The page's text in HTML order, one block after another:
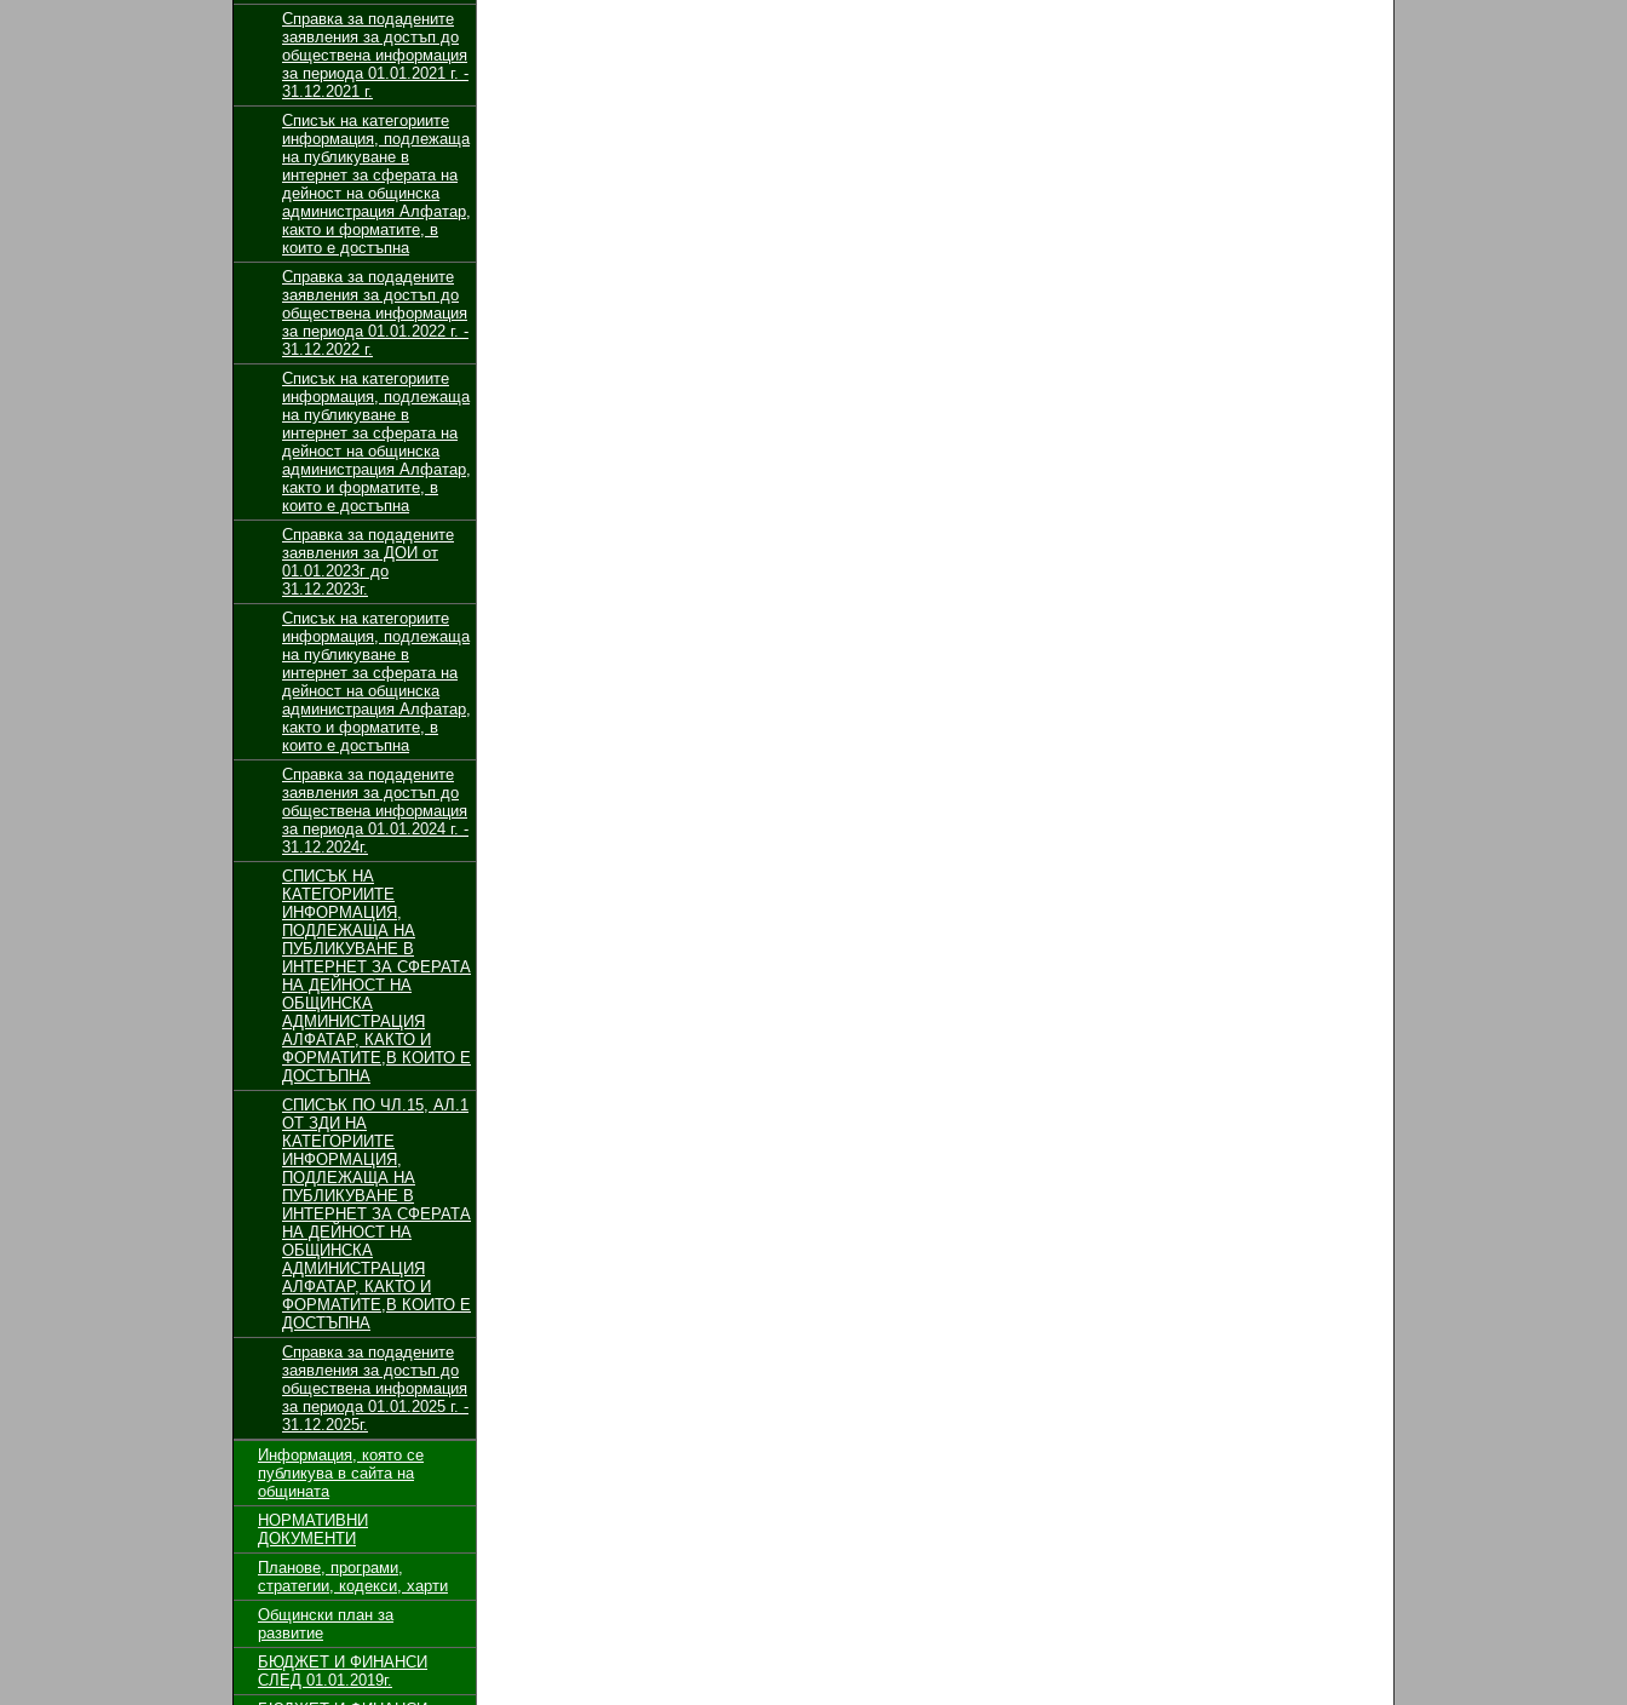
Справка за подадените
заявления за достъп до
обществена информация
за периода 01.01.2021 г. -
31.12.2021 г.
Списък на категориите
информация, подлежаща
на публикуване в
интернет за сферата на
дейност на общинска
администрация Алфатар,
както и форматите, в
които е достъпна
Справка за подадените
заявления за достъп до
обществена информация
за периода 01.01.2022 г. -
31.12.2022 г.
Списък на категориите
информация, подлежаща
на публикуване в
интернет за сферата на
дейност на общинска
администрация Алфатар,
както и форматите, в
които е достъпна
Справка за подадените
заявления за ДОИ от
01.01.2023г до
31.12.2023г.
Списък на категориите
информация, подлежаща
на публикуване в
интернет за сферата на
дейност на общинска
администрация Алфатар,
както и форматите, в
които е достъпна
Справка за подадените
заявления за достъп до
обществена информация
за периода 01.01.2024 г. -
31.12.2024г.
СПИСЪК НА
КАТЕГОРИИТЕ
ИНФОРМАЦИЯ,
ПОДЛЕЖАЩА НА
ПУБЛИКУВАНЕ В
ИНТЕРНЕТ ЗА СФЕРАТА
НА ДЕЙНОСТ НА
ОБЩИНСКА
АДМИНИСТРАЦИЯ
АЛФАТАР, КАКТО И
ФОРМАТИТЕ,В КОИТО Е
ДОСТЪПНА
СПИСЪК ПО ЧЛ.15, АЛ.1
ОТ ЗДИ НА
КАТЕГОРИИТЕ
ИНФОРМАЦИЯ,
ПОДЛЕЖАЩА НА
ПУБЛИКУВАНЕ В
ИНТЕРНЕТ ЗА СФЕРАТА
НА ДЕЙНОСТ НА
ОБЩИНСКА
АДМИНИСТРАЦИЯ
АЛФАТАР, КАКТО И
ФОРМАТИТЕ,В КОИТО Е
ДОСТЪПНА
Справка за подадените
заявления за достъп до
обществена информация
за периода 01.01.2025 г. -
31.12.2025г.
Информация, която се
публикува в сайта на
общината
НОРМАТИВНИ
ДОКУМЕНТИ
Планове, програми,
стратегии, кодекси, харти
Общински план за
развитие
БЮДЖЕТ И ФИНАНСИ
СЛЕД 01.01.2019г.